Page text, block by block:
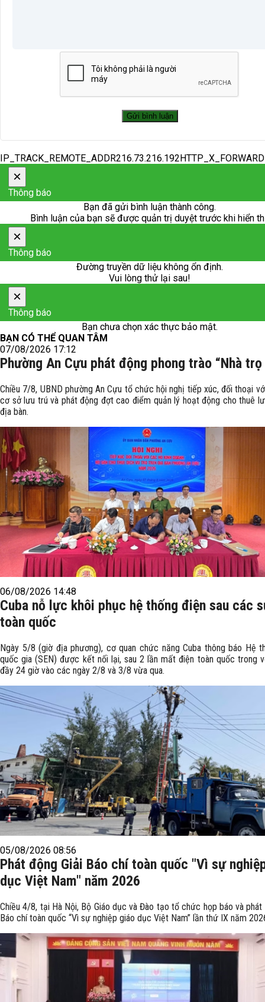
×
Thông báo
Bạn đã gửi bình luận thành công.
Bình luận của bạn sẽ được quản trị duyệt trước khi hiển
×
Thông báo
Đường truyền dữ liệu không ổn định.
Vui lòng thử lại sau!
×
Thông báo
Bạn chưa chọn xác thực bảo mật.
BẠN CÓ THỂ QUAN TÂM
07/08/2026 17:12
Phường An Cựu phát động phong trào “Nhà trọ
Chiều 7/8, UBND phường An Cựu tổ chức hội nghị tiếp xúc, đối thoại
cơ sở lưu trú và phát động đợt cao điểm quản lý hoạt động cho thuê
địa bàn.
06/08/2026 14:48
Cuba nỗ lực khôi phục hệ thống điện sau các
toàn quốc
Ngày 5/8 (giờ địa phương), cơ quan chức năng Cuba thông báo Hệ
quốc gia (SEN) được kết nối lại, sau 2 lần mất điện toàn quốc trong
đầy 24 giờ vào các ngày 2/8 và 3/8 vừa qua.
05/08/2026 08:56
Phát động Giải Báo chí toàn quốc "Vì sự
dục Việt Nam" năm 2026
Chiều 4/8, tại Hà Nội, Bộ Giáo dục và Đào tạo tổ chức họp báo và phát
Báo chí toàn quốc “Vì sự nghiệp giáo dục Việt Nam” lần thứ IX năm